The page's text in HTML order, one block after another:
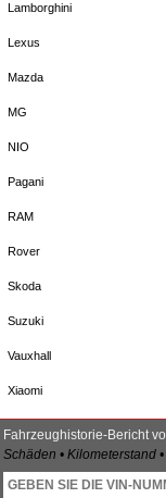
Lamborghini
Lexus
Mazda
MG
NIO
Pagani
RAM
Rover
Skoda
Suzuki
Vauxhall
Xiaomi
Fahrzeughistorie-Bericht
Schäden • Kilometerstand